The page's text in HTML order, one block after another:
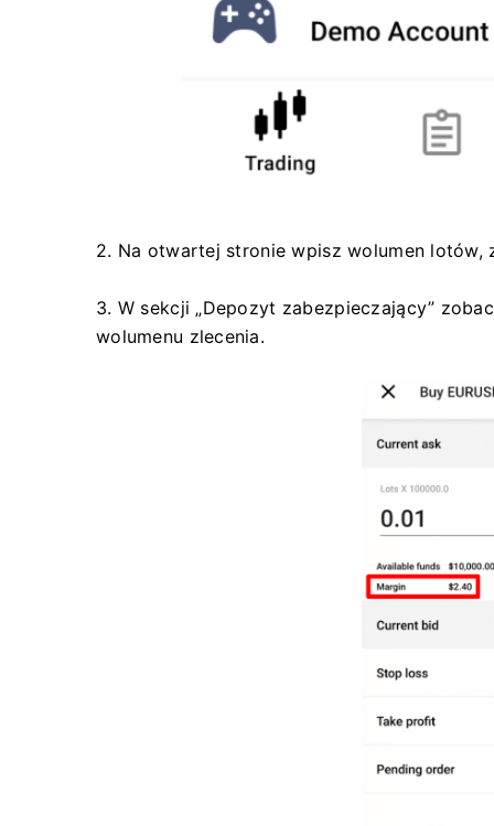
2. Na otwartej stronie wpisz wolumen
3. W sekcji „Depozyt zabezpieczający”
wolumenu zlecenia.